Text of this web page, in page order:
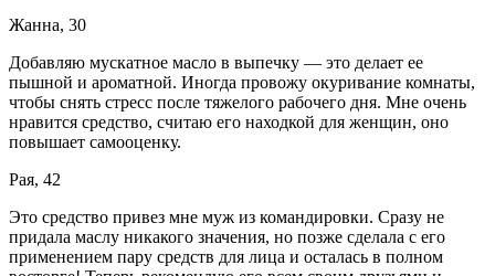
Жанна, 30
Добавляю мускатное масло в выпечку — это делает ее
пышной и ароматной. Иногда провожу окуривание комнаты,
чтобы снять стресс после тяжелого рабочего дня. Мне очень
нравится средство, считаю его находкой для женщин, оно
повышает самооценку.
Рая, 42
Это средство привез мне муж из командировки. Сразу не
придала маслу никакого значения, но позже сделала с его
применением пару средств для лица и осталась в полном